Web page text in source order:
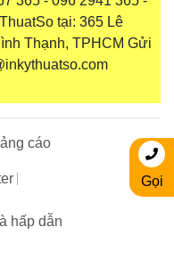
tại: 365 Lê
Thạnh, TPHCM Gửi
cáo
hấp dẫn
Gọi